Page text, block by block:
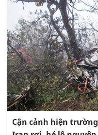
Cận cảnh hiện